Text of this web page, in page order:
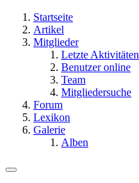
Startseite
Artikel
Mitglieder
Letzte Aktivitäten
Benutzer online
Team
Mitgliedersuche
Forum
Lexikon
Galerie
Alben